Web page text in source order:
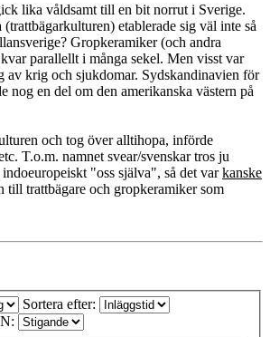
lika våldsamt till en bit norrut i Sverige.
etablerade sig väl inte så
Gropkeramiker (och andra
parallellt i många sekel. Men visst var
av krig och sjukdomar. Sydskandinavien för
nog en del om den amerikanska västern på
och tog över alltihopa, införde
T.o.m. namnet svear/svenskar tros ju
"oss själva", så det varkanske
till trattbägare och gropkeramiker som
Sortera efter: